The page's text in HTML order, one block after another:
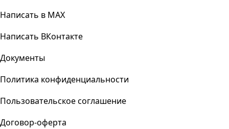
Написать в MAX
Написать ВКонтакте
Документы
Политика конфиденциальности
Пользовательское соглашение
Договор-оферта